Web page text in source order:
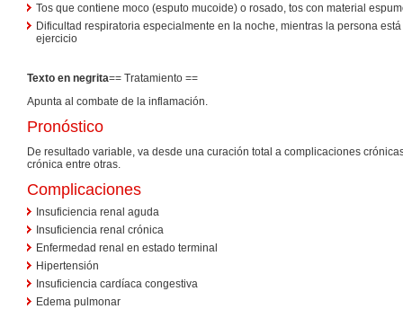
Tos que contiene moco (esputo mucoide) o rosado, tos con material
Dificultad respiratoria especialmente en la noche, mientras la persona
ejercicio
Texto en negrita== Tratamiento ==
Apunta al combate de la inflamación.
Pronóstico
De resultado variable, va desde una curación total a complicaciones
crónica entre otras.
Complicaciones
Insuficiencia renal aguda
Insuficiencia renal crónica
Enfermedad renal en estado terminal
Hipertensión
Insuficiencia cardíaca congestiva
Edema pulmonar